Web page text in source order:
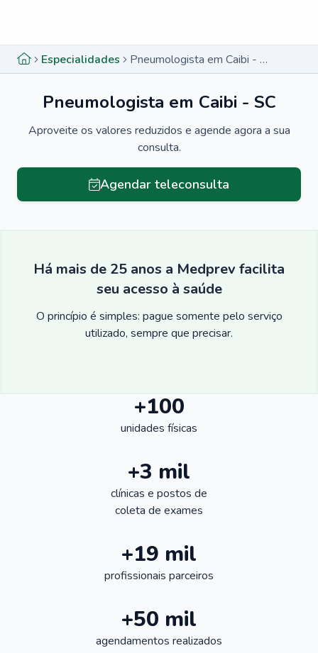
Especialidades Pneumologista em Caibi - SC
Pneumologista em Caibi - SC
Aproveite os valores reduzidos e agende agora a sua
consulta.
Agendar teleconsulta
Há mais de 25 anos a Medprev facilita
seu acesso à saúde
O princípio é simples: pague somente pelo serviço
utilizado, sempre que precisar.
+100
unidades físicas
+3 mil
clínicas e postos de
coleta de exames
+19 mil
profissionais parceiros
+50 mil
agendamentos realizados